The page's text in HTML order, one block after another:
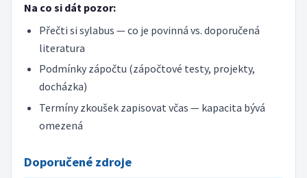
Na co si dát pozor:
Přečti si sylabus — co je povinná vs. doporučená
literatura
Podmínky zápočtu (zápočtové testy, projekty,
docházka)
Termíny zkoušek zapisovat včas — kapacita bývá
omezená
Doporučené zdroje